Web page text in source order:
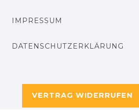
IMPRESSUM
DATENSCHUTZERKLÄRUNG
VERTRAG WIDERRUFEN